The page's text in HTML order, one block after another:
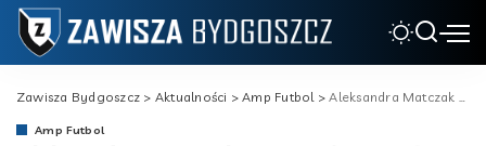
Zawisza Bydgoszcz > Aktualności >Amp Futbol>Aleksandra Matczak ponownie powołana do Reprezentacji Polski Kobiet w Amp Futbolu!
Amp Futbol